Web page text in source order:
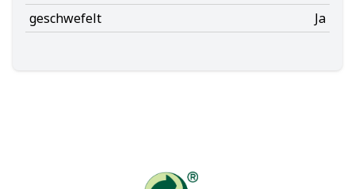
geschwefelt
Ja